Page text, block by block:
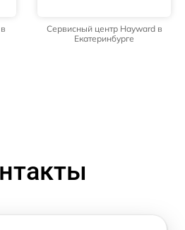
Сервисный центр Hayward в
Екатеринбурге